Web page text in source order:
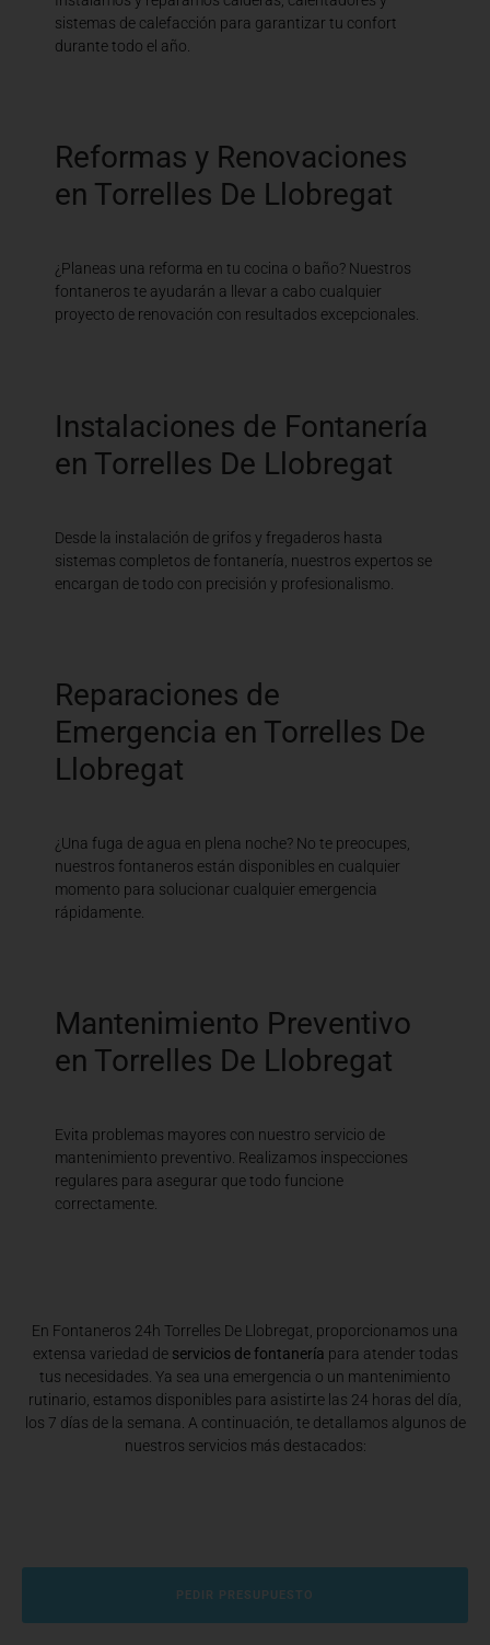
sistemas de calefacción para garantizar tu confort
durante todo el año.
Reformas y Renovaciones
en Torrelles De Llobregat
¿Planeas una reforma en tu cocina o baño? Nuestros
fontaneros te ayudarán a llevar a cabo cualquier
proyecto de renovación con resultados excepcionales.
Instalaciones de Fontanería
en Torrelles De Llobregat
Desde la instalación de grifos y fregaderos hasta
sistemas completos de fontanería, nuestros expertos se
encargan de todo con precisión y profesionalismo.
Reparaciones de
Emergencia en Torrelles De
Llobregat
¿Una fuga de agua en plena noche? No te preocupes,
nuestros fontaneros están disponibles en cualquier
momento para solucionar cualquier emergencia
rápidamente.
Mantenimiento Preventivo
en Torrelles De Llobregat
Evita problemas mayores con nuestro servicio de
mantenimiento preventivo. Realizamos inspecciones
regulares para asegurar que todo funcione
correctamente.
En Fontaneros 24h Torrelles De Llobregat , proporcionamos una
extensa variedad de servicios de fontanería para atender todas
tus necesidades. Ya sea una emergencia o un mantenimiento
rutinario, estamos disponibles para asistirte las 24 horas del día,
los 7 días de la semana. A continuación, te detallamos algunos de
nuestros servicios más destacados:
PEDIR PRESUPUESTO